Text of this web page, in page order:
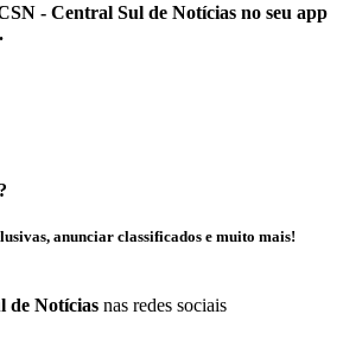
- Central Sul de Notícias no seu app
anunciar classificados e muito mais!
de Notícias nas redes sociais